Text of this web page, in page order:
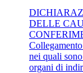
DELLE
nei quali
organi di